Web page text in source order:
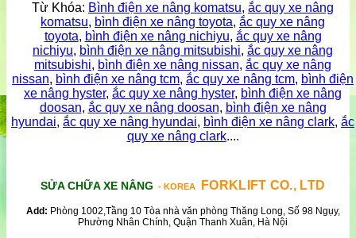
Từ Khóa: Bình điện xe nâng komatsu, ắc quy xe nâng
komatsu, bình điện xe nâng toyota, ắc quy xe nâng
toyota, bình điện xe nâng nichiyu, ắc quy xe nâng
nichiyu, bình điện xe nâng mitsubishi, ắc quy xe nâng
mitsubishi, bình điện xe nâng nissan, ắc quy xe nâng
nissan, bình điện xe nâng tcm, ắc quy xe nâng tcm, bình điện
xe nâng hyster, ắc quy xe nâng hyster, bình điện xe nâng
doosan, ắc quy xe nâng doosan, bình điện xe nâng
hyundai, ắc quy xe nâng hyundai, bình điện xe nâng clark, ắc
quy xe nâng clark....
SỬA CHỮA XE NÂNG - KOREA FORKLIFT CO., LTD
Add: Phòng 1002,Tầng 10 Tòa nhà văn phòng Thăng Long, Số 98 Ngụy,
Phường Nhân Chính, Quận Thanh Xuân, Hà Nội